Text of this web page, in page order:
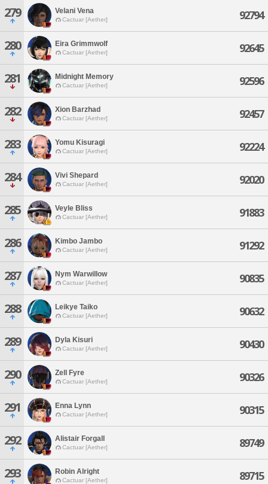
279 Velani Vena
Cactuar [Aether] 92794
280 Eira Grimmwolf
Cactuar [Aether] 92645
281 Midnight Memory
Cactuar [Aether] 92596
282 Xion Barzhad
Cactuar [Aether] 92457
283 Yomu Kisuragi
Cactuar [Aether] 92224
284 Vivi Shepard
Cactuar [Aether] 92020
285 Veyle Bliss
Cactuar [Aether] 91883
286 Kimbo Jambo
Cactuar [Aether] 91292
287 Nym Warwillow
Cactuar [Aether] 90835
288 Leikye Taiko
Cactuar [Aether] 90632
289 Dyla Kisuri
Cactuar [Aether] 90430
290 Zell Fyre
Cactuar [Aether] 90326
291 Enna Lynn
Cactuar [Aether] 90315
292 Alistair Forgall
Cactuar [Aether] 89749
293 Robin Alright
Cactuar [Aether] 89715